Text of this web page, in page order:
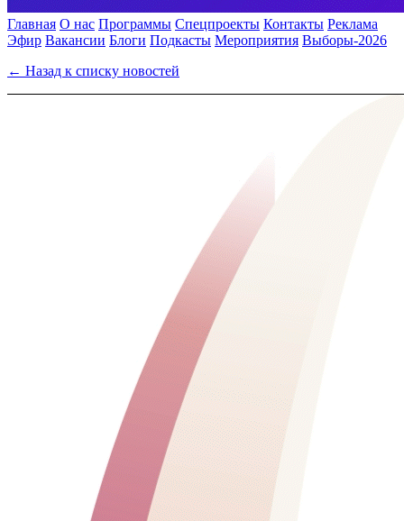
Главная О нас Программы Спецпроекты Контакты Реклама
Эфир Вакансии Блоги Подкасты Мероприятия Выборы-2026
← Назад к списку новостей